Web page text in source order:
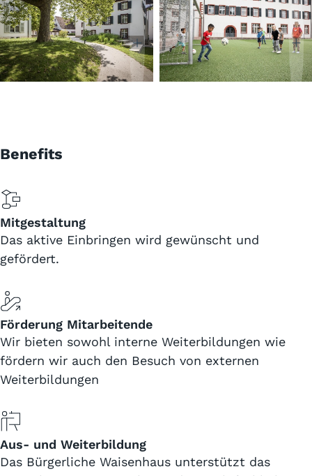
Benefits
Mitgestaltung
Das aktive Einbringen wird gewünscht und
gefördert.
Förderung Mitarbeitende
Wir bieten sowohl interne Weiterbildungen wie
fördern wir auch den Besuch von externen
Weiterbildungen
Aus- und Weiterbildung
Das Bürgerliche Waisenhaus unterstützt das